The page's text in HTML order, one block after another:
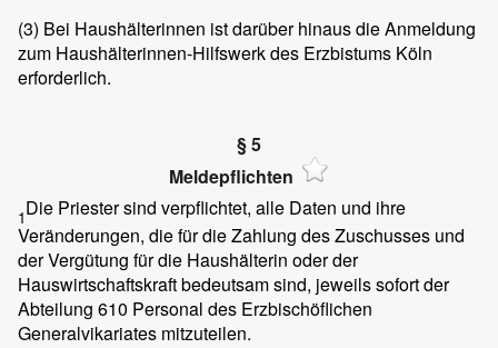
(3) Bei Haushälterinnen ist darüber hinaus die Anmeldung
zum Haushälterinnen-Hilfswerk des Erzbistums Köln
erforderlich.
§ 5
Meldepflichten
1Die Priester sind verpflichtet, alle Daten und ihre
Veränderungen, die für die Zahlung des Zuschusses und
der Vergütung für die Haushälterin oder der
Hauswirtschaftskraft bedeutsam sind, jeweils sofort der
Abteilung 610 Personal des Erzbischöflichen
Generalvikariates mitzuteilen.